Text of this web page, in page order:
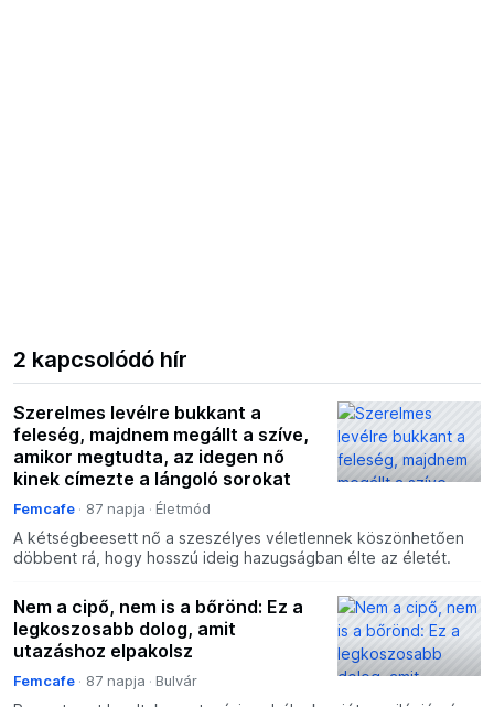
2 kapcsolódó hír
Szerelmes levélre bukkant a
feleség, majdnem megállt a szíve,
amikor megtudta, az idegen nő
kinek címezte a lángoló sorokat
Femcafe 87 napja Életmód
A kétségbeesett nő a szeszélyes véletlennek köszönhetően
döbbent rá, hogy hosszú ideig hazugságban élte az életét.
Nem a cipő, nem is a bőrönd: Ez a
legkoszosabb dolog, amit
utazáshoz elpakolsz
Femcafe 87 napja Bulvár